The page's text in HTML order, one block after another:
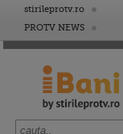
stirileprotv.ro
PROTV NEWS